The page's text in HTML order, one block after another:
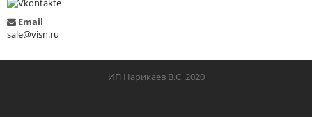
Email
sale@visn.ru
ИП Нарикаев В.С 2020